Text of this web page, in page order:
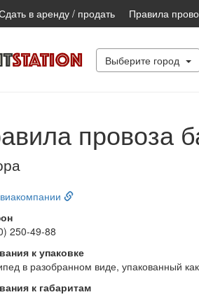
в аренду / продать Правила
Выберите город
провоза
250-49-88
к упаковке
в разобранном виде, упакованный
к габаритам